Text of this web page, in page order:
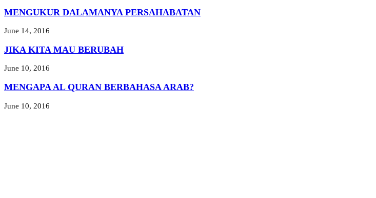
MENGUKUR DALAMANYA PERSAHABATAN
June 14, 2016
JIKA KITA MAU BERUBAH
June 10, 2016
MENGAPA AL QURAN BERBAHASA ARAB?
June 10, 2016